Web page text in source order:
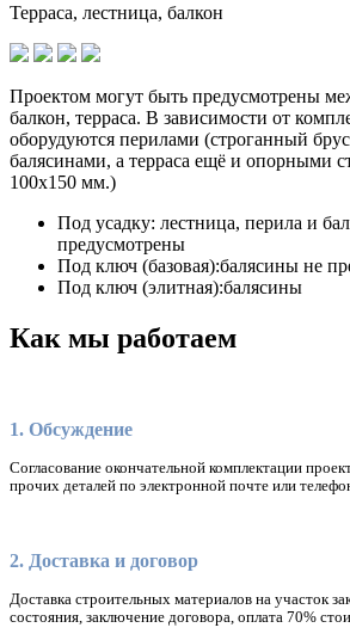
Терраса, лестница, балкон
Проектом могут быть предусмотрены
балкон, терраса. В зависимости от
оборудуются перилами (строганный
балясинами, а терраса ещё и опорными
100х150 мм.)
Под усадку: лестница, перила и
предусмотрены
Под ключ (базовая):балясины не
Под ключ (элитная):балясины
Как мы работаем
1. Обсуждение
Согласование окончательной комплектации
прочих деталей по электронной почте или
2. Доставка и договор
Доставка строительных материалов на участок
состояния, заключение договора, оплата 70%